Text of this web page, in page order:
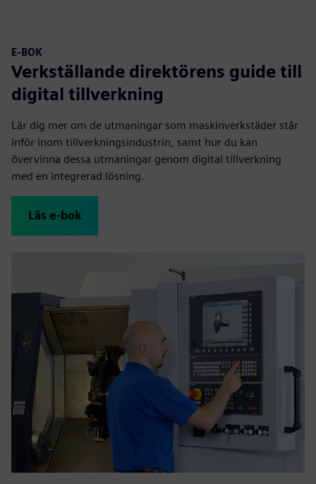
E-BOK
Verkställande direktörens guide till
digital tillverkning
Lär dig mer om de utmaningar som maskinverkstäder står
inför inom tillverkningsindustrin, samt hur du kan
övervinna dessa utmaningar genom digital tillverkning
med en integrerad lösning.
Läs e-bok